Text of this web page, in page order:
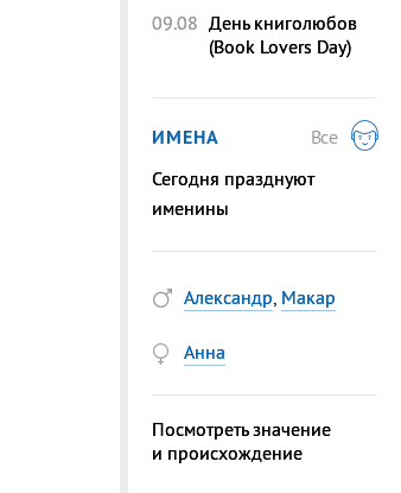
09.08 День книголюбов
(Book Lovers Day)
ИМЕНА
Все
Сегодня празднуют
именины
Александр, Макар
Анна
Посмотреть значение
и происхождение